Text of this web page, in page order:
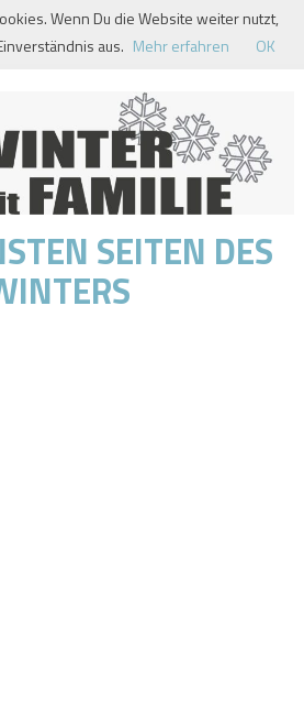
SEITEN DES
Wenn Du die Website weiter nutzt,
aus. Mehr erfahren OK